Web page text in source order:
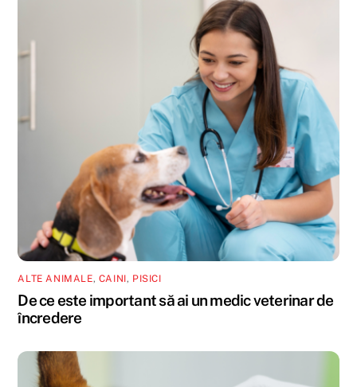
ALTE ANIMALE, CAINI, PISICI
De ce este important să ai un medic veterinar de
încredere